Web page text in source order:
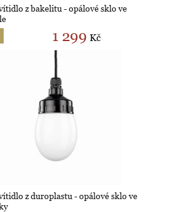
z bakelitu - opálové sklo ve
1 299 Kč
z duroplastu - opálové sklo ve